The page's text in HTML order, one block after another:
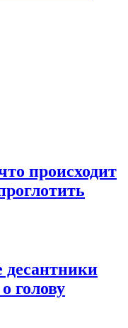
происходит
десантники
голову